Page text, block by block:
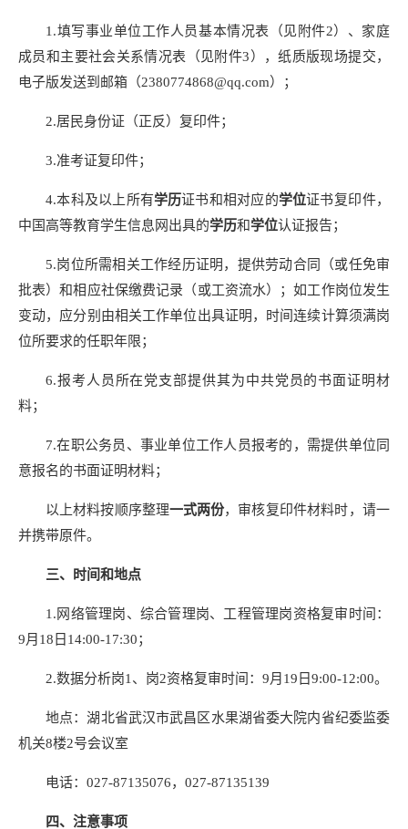
1.填写事业单位工作人员基本情况表（见附件2）、家庭
成员和主要社会关系情况表（见附件3），纸质版现场提交，
电子版发送到邮箱（2380774868@qq.com）；
2.居民身份证（正反）复印件；
3.准考证复印件；
4.本科及以上所有学历证书和相对应的学位证书复印件，
中国高等教育学生信息网出具的学历和学位认证报告；
5.岗位所需相关工作经历证明，提供劳动合同（或任免审
批表）和相应社保缴费记录（或工资流水）；如工作岗位发生
变动，应分别由相关工作单位出具证明，时间连续计算须满岗
位所要求的任职年限；
6.报考人员所在党支部提供其为中共党员的书面证明材
料；
7.在职公务员、事业单位工作人员报考的，需提供单位同
意报名的书面证明材料；
以上材料按顺序整理一式两份，审核复印件材料时，请一
并携带原件。
三、时间和地点
1.网络管理岗、综合管理岗、工程管理岗资格复审时间：
9月18日14:00-17:30；
2.数据分析岗1、岗2资格复审时间：9月19日9:00-12:00。
地点：湖北省武汉市武昌区水果湖省委大院内省纪委监委
机关8楼2号会议室
电话：027-87135076，027-87135139
四、注意事项